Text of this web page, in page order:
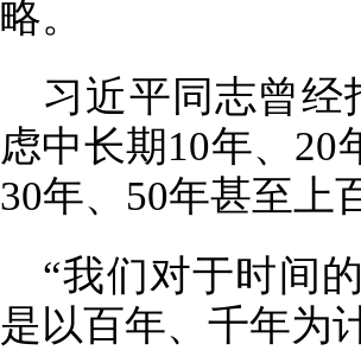
略。
习近平同志曾经
虑中长期10年、
30年、50年甚至
“我们对于时间
是以百年、千年为